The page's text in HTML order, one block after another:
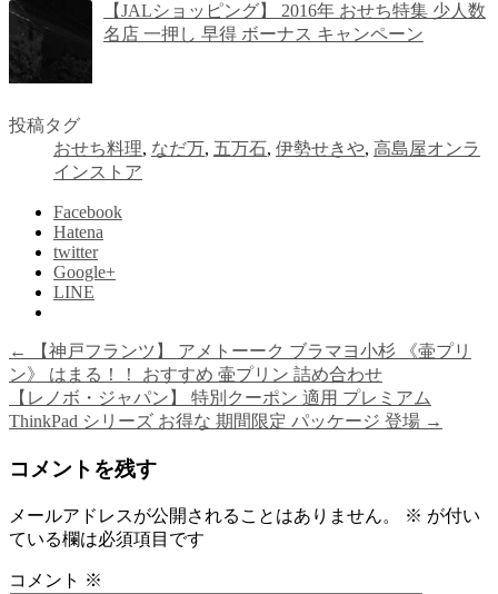
【JALショッピング】 2016年 おせち特集 少人数
名店 一押し 早得 ボーナス キャンペーン
投稿タグ
おせち料理, なだ万, 五万石, 伊勢せきや, 高島屋オンラ
インストア
Facebook
Hatena
twitter
Google+
LINE
←
【神戸フランツ】 アメトーーク ブラマヨ小杉 《壷プリ
ン》 はまる！！ おすすめ 壷プリン 詰め合わせ
【レノボ・ジャパン】 特別クーポン 適用 プレミアム
ThinkPad シリーズ お得な 期間限定 パッケージ 登場 →
コメントを残す
メールアドレスが公開されることはありません。 ※ が付い
ている欄は必須項目です
コメント ※